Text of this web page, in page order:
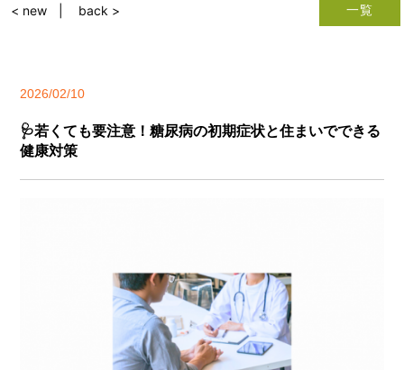
一覧
< new back >
2026/02/10
🩺若くても要注意！糖尿病の初期症状と住まいでできる
健康対策